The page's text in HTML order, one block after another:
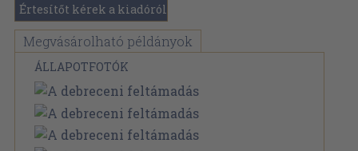
Értesítőt kérek a kiadóról
Megvásárolható példányok
ÁLLAPOTFOTÓK